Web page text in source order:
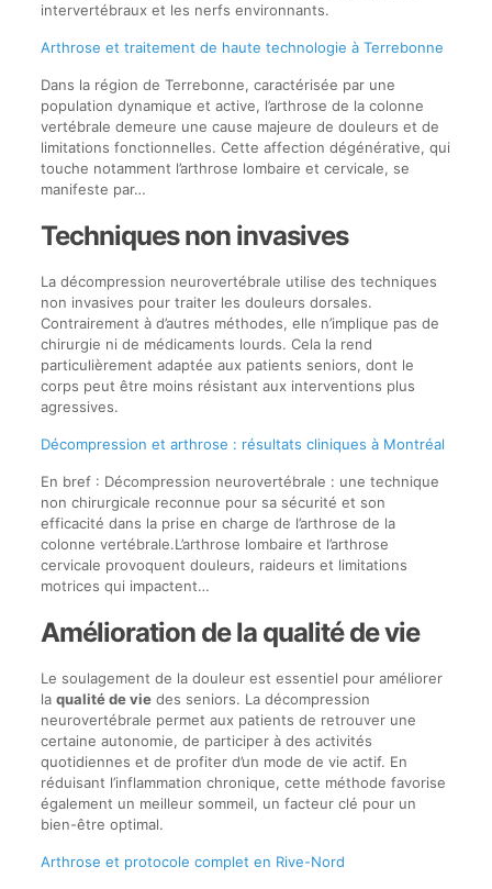
intervertébraux et les nerfs environnants.
Arthrose et traitement de haute technologie à Terrebonne
Dans la région de Terrebonne, caractérisée par une
population dynamique et active, l’arthrose de la colonne
vertébrale demeure une cause majeure de douleurs et de
limitations fonctionnelles. Cette affection dégénérative, qui
touche notamment l’arthrose lombaire et cervicale, se
manifeste par…
Techniques non invasives
La décompression neurovertébrale utilise des techniques
non invasives pour traiter les douleurs dorsales.
Contrairement à d’autres méthodes, elle n’implique pas de
chirurgie ni de médicaments lourds. Cela la rend
particulièrement adaptée aux patients seniors, dont le
corps peut être moins résistant aux interventions plus
agressives.
Décompression et arthrose : résultats cliniques à Montréal
En bref : Décompression neurovertébrale : une technique
non chirurgicale reconnue pour sa sécurité et son
efficacité dans la prise en charge de l’arthrose de la
colonne vertébrale.L’arthrose lombaire et l’arthrose
cervicale provoquent douleurs, raideurs et limitations
motrices qui impactent…
Amélioration de la qualité de vie
Le soulagement de la douleur est essentiel pour améliorer
la qualité de viedes seniors. La décompression
neurovertébrale permet aux patients de retrouver une
certaine autonomie, de participer à des activités
quotidiennes et de profiter d’un mode de vie actif. En
réduisant l’inflammation chronique, cette méthode favorise
également un meilleur sommeil, un facteur clé pour un
bien-être optimal.
Arthrose et protocole complet en Rive-Nord